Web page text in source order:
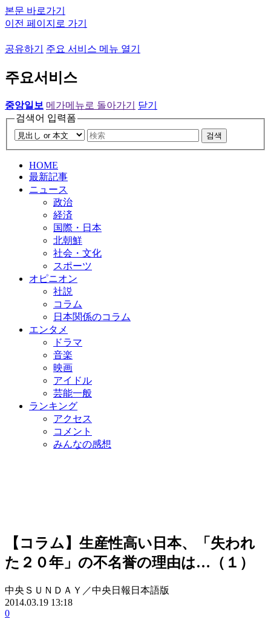
본문 바로가기
이전 페이지로 가기
공유하기 주요 서비스 메뉴 열기
주요서비스
중앙일보 메가메뉴로 돌아가기
닫기
검색어 입력폼
검색
HOME
最新記事
ニュース
政治
経済
国際・日本
北朝鮮
社会・文化
スポーツ
オピニオン
社説
コラム
日本関係のコラム
エンタメ
ドラマ
音楽
映画
アイドル
芸能一般
ランキング
アクセス
コメント
みんなの感想
【コラム】生産性高い日本、「失われ
た２０年」の不名誉の理由は…（１）
中央ＳＵＮＤＡＹ／中央日報日本語版
2014.03.19 13:18
0